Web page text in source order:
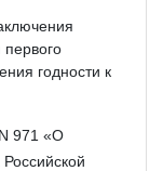
первого
годности к
971 «О